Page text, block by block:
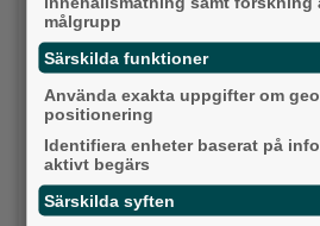
Vilket parti skulle du rösta på
idag?
Socialdemokraterna
Moderaterna
Vänsterpartiet
målgrupp
Särskilda funktioner
Använda exakta uppgifter om
positionering
Identifiera enheter baserat på
aktivt begärs
Särskilda syften